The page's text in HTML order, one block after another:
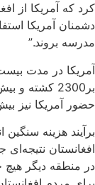
کرد که آمریکا از
دشمنان آمریکا
مدرسه بروند.”
آمریکا در مدت
حضور آمریکا نیز بیش از 2 تریلیون دلار گزارش
برآیند هزینه
افغانستان نتیجه‌ای
در منطقه دیگر